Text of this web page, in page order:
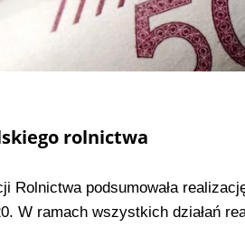
rolnictwa
Rolnictwa podsumowała
W ramach wszystkich działań